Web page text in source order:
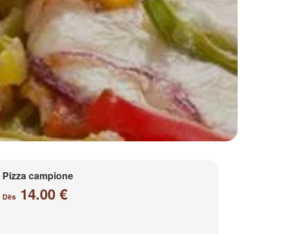
Pizza campione
Dès 14.00 €